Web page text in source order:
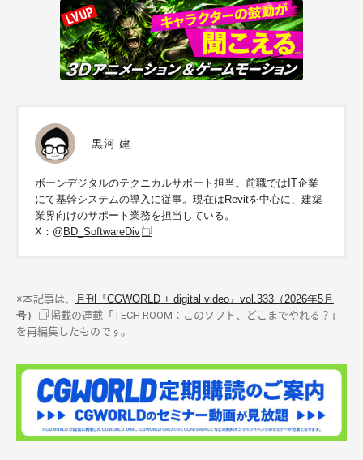
黒河 建
ボーンデジタルのテクニカルサポート担当。前職ではIT企業
にて基幹システムの導入に従事。現在はRevitを中心に、建築
業界向けのサポート業務を担当している。
X：@ BD_SoftwareDiv
※本記事は、
月刊『CGWORLD + digital video』vol.333（2026年5月
号）
掲載の連載「TECH ROOM：このソフト、どこまでやれる？」
を再編集したものです。